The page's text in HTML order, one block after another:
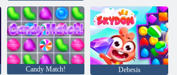
Candy Match! Debesis